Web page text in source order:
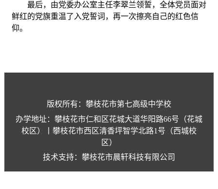
最后，由党委办公室主任李翠兰领誓，全体党员面对
鲜红的党旗重温了入党誓词，再一次擦亮自己的红色信
仰。
版权所有：攀枝花市第七高级中学校
办学地址：攀枝花市仁和区花城大道华阳路66号（花城
校区）丨攀枝花市西区清香坪智学北路1号（西城校
区）
技术支持：攀枝花市晨轩科技有限公司